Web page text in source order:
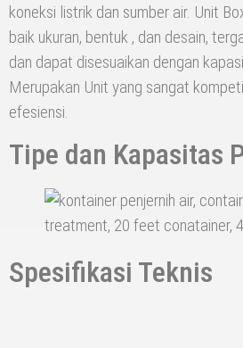
koneksi listrik dan sumber air. Unit
baik ukuran, bentuk , dan desain,
dan dapat disesuaikan dengan
Merupakan Unit yang sangat
efesiensi.
Tipe dan Kapasitas
Spesifikasi Teknis